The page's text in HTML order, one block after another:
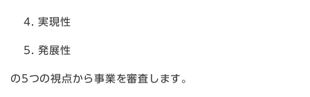
実現性
発展性
の5つの視点から事業を審査します。